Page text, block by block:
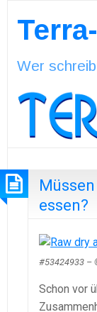
Wer
essen?
#53424933 –
Schon vor